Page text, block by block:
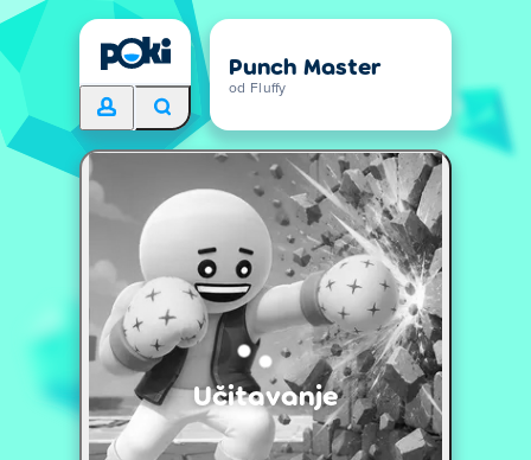
Punch Master
od Fluffy
Učitavanje